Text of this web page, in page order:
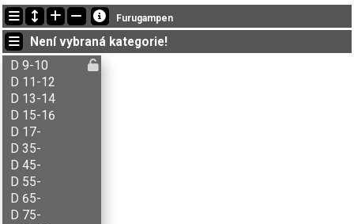
Nejnovější změny
00:51:12: Franke (N2-åpen 17-) got new status: disq
00:51:12: Aksel B. Carlson (H 13-14) doběhl v čase 22:01 (2)
00:51:12: Ane Hjelmstad (D 11-12) doběhl v čase 17:47 (1)
Furugampen
Není vybraná kategorie!
D 9-10
D 11-12
D 13-14
D 15-16
D 17-
D 35-
D 45-
D 55-
D 65-
D 75-